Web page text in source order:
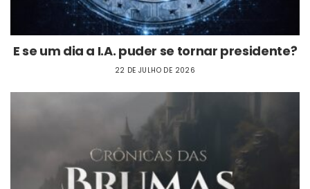
E se um dia a I.A. puder se tornar presidente?
22 DE JULHO DE 2026